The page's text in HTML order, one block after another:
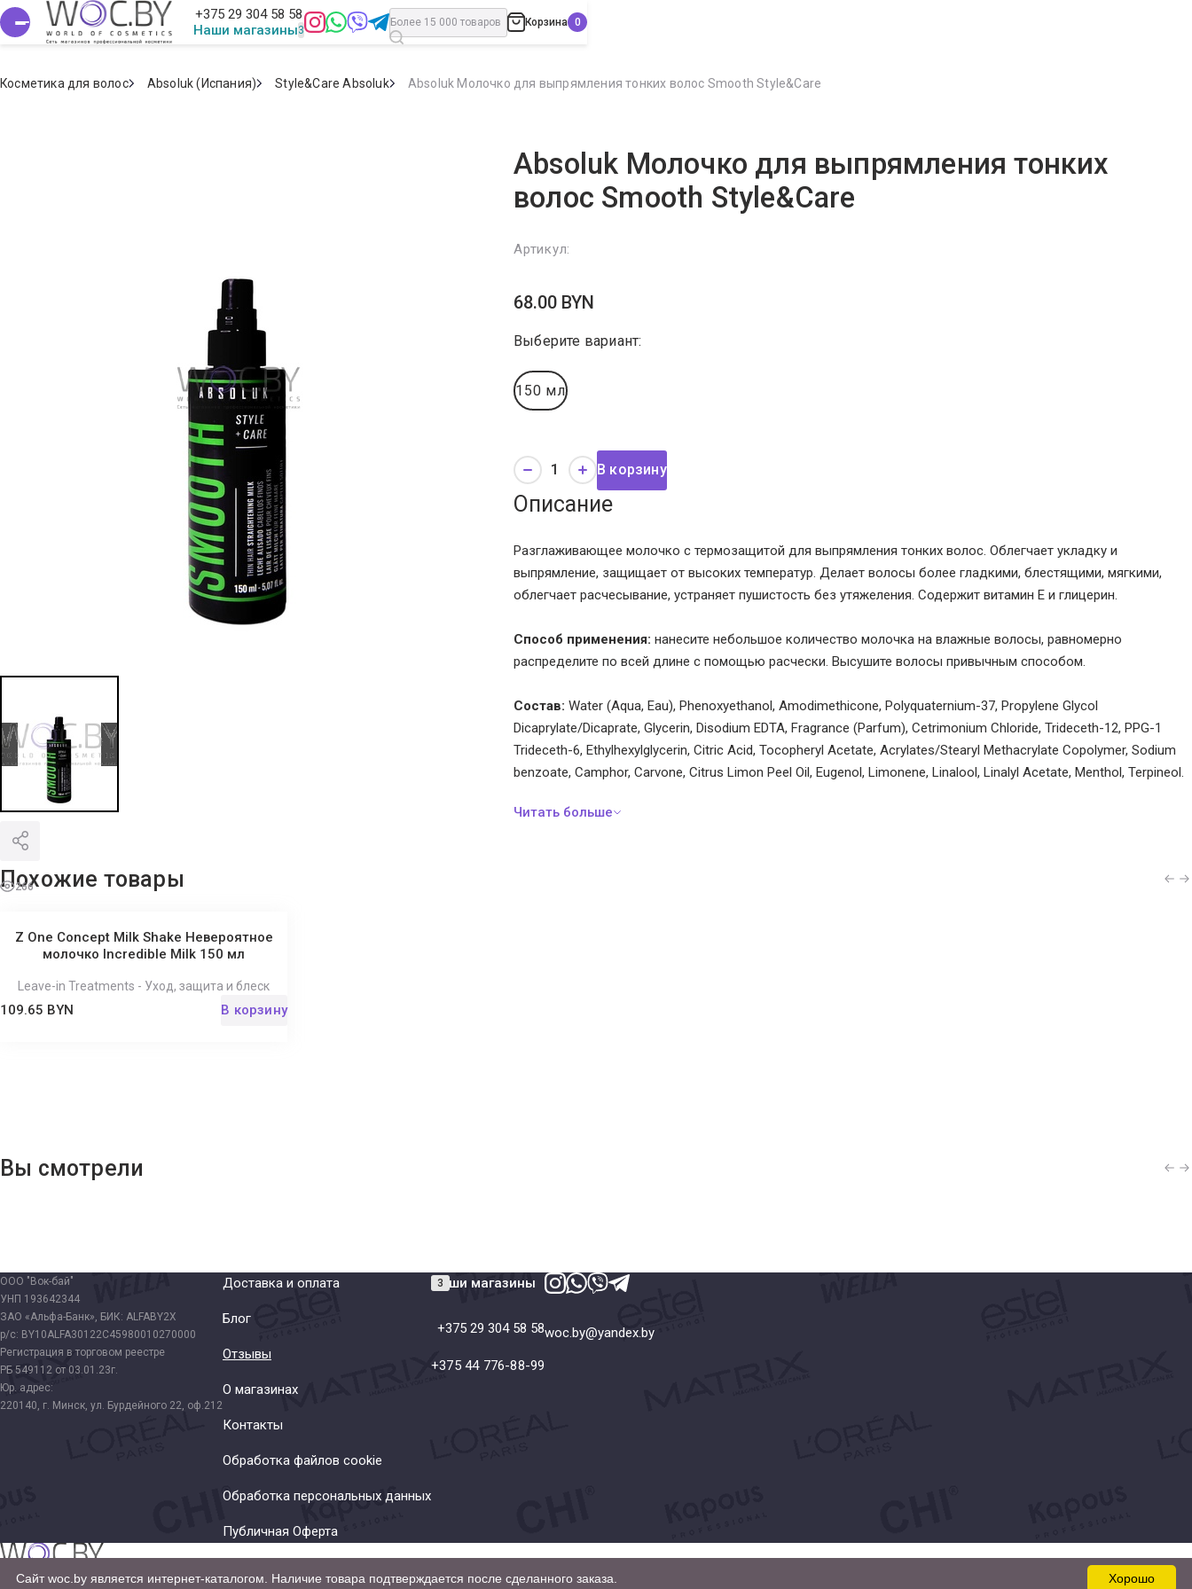
+375 29 304 58 58
Наши магазины
Корзина
Косметика для волос Absoluk (Испания) Style&Care Absoluk Absoluk Молочко для выпрямления тонких волос Smooth Style&Care
266
Absoluk Молочко для выпрямления тонких
волос Smooth Style&Care
Артикул:
68.00 BYN
Выберите вариант:
150 мл
В корзину
Описание
Разглаживающее молочко с термозащитой для выпрямления тонких волос. Облегчает укладку и
выпрямление, защищает от высоких температур. Делает волосы более гладкими, блестящими, мягкими,
облегчает расчесывание, устраняет пушистость без утяжеления. Содержит витамин Е и глицерин.
Способ применения: нанесите небольшое количество молочка на влажные волосы, равномерно
распределите по всей длине с помощью расчески. Высушите волосы привычным способом.
Состав: Water (Aqua, Eau), Phenoxyethanol, Amodimethicone, Polyquaternium-37, Propylene Glycol
Dicaprylate/Dicaprate, Glycerin, Disodium EDTA, Fragrance (Parfum), Cetrimonium Chloride, Trideceth-12, PPG-1
Trideceth-6, Ethylhexylglycerin, Citric Acid, Tocopheryl Acetate, Acrylates/Stearyl Methacrylate Copolymer, Sodium
benzoate, Camphor, Carvone, Citrus Limon Peel Oil, Eugenol, Limonene, Linalool, Linalyl Acetate, Menthol, Terpineol.
Похожие товары
Z One Concept Milk Shake Невероятное
молочко Incredible Milk 150 мл
Leave-in Treatments - Уход, защита и блеск
109.65 BYN В корзину
Вы смотрели
ООО "Вок-бай"
УНП 193642344
ЗАО «Альфа-Банк», БИК: ALFABY2X
р/с: BY10ALFA30122C45980010270000
Регистрация в торговом реестре
РБ 549112 от 03.01.23г.
Юр. адрес:
220140, г. Минск, ул. Бурдейного 22, оф.212
Доставка и оплата
Блог
Отзывы
О магазинах
Контакты
Обработка файлов cookie
Обработка персональных данных
Публичная Оферта
Наши магазины
+375 29 304 58 58
+375 44 776-88-99
woc.by@yandex.by
Хорошо
Сайт woc.by является интернет-каталогом. Наличие товара подтверждается после сделанного заказа.